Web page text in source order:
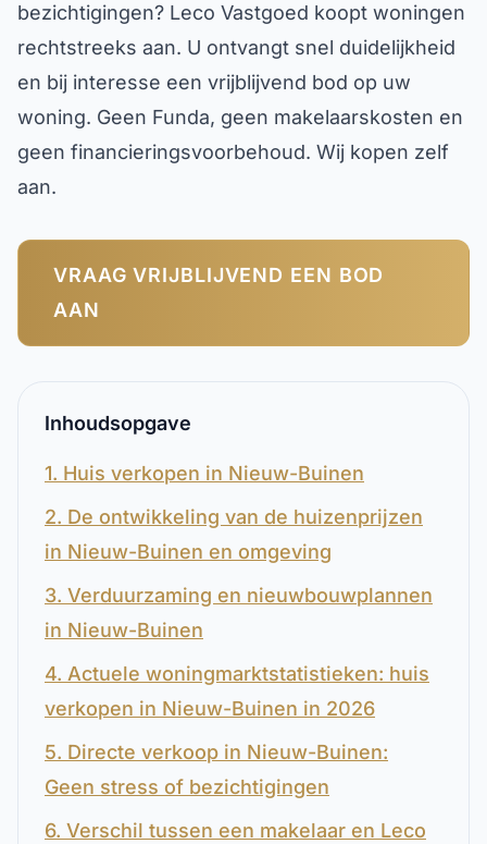
bezichtigingen? Leco Vastgoed koopt woningen
rechtstreeks aan. U ontvangt snel duidelijkheid
en bij interesse een vrijblijvend bod op uw
woning. Geen Funda, geen makelaarskosten en
geen financieringsvoorbehoud. Wij kopen zelf
aan.
VRAAG VRIJBLIJVEND EEN BOD
AAN
Inhoudsopgave
1. Huis verkopen in Nieuw-Buinen
2. De ontwikkeling van de huizenprijzen
in Nieuw-Buinen en omgeving
3. Verduurzaming en nieuwbouwplannen
in Nieuw-Buinen
4. Actuele woningmarktstatistieken: huis
verkopen in Nieuw-Buinen in 2026
5. Directe verkoop in Nieuw-Buinen:
Geen stress of bezichtigingen
6. Verschil tussen een makelaar en Leco